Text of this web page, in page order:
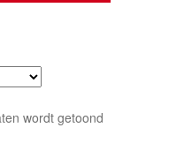
wordt getoondGesorteerd